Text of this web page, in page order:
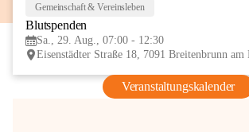
Gemeinschaft & Vereinsleben
Blutspenden
Sa., 29. Aug., 07:00 - 12:30
Veranstaltungskalender